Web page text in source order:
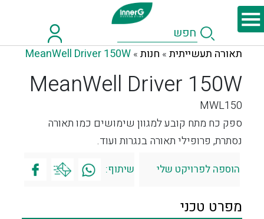
תאורה תעשייתית » חנות »
MeanWell Driver 150W
MeanWell Driver 150W
MWL150
ספק כח מתח קובע למגוון שימושים כמו תאורה
נסתרת, פרופילי תאורה בנגרות ועוד.
הוספה לפרויקט שלי שיתוף:
מפרט טכני